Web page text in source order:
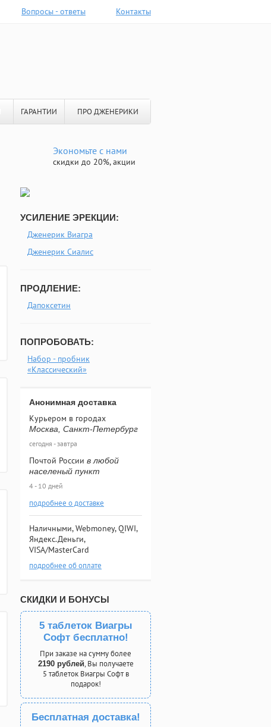
Вопросы - ответы Контакты
ГАРАНТИИ ПРО ДЖЕНЕРИКИ
Экономьте с нами
скидки до 20%, акции
УСИЛЕНИЕ ЭРЕКЦИИ:
Дженерик Виагра
Дженерик Сиалис
ПРОДЛЕНИЕ:
Дапоксетин
ПОПРОБОВАТЬ:
Набор - пробник
«Классический»
Анонимная доставка
Курьером в городах
Москва, Санкт-Петербург
сегодня - завтра
Почтой России в любой
населеный пункт
4 - 10 дней
подробнее о доставке
Наличными, Webmoney, QIWI,
Яндекс.Деньги,
VISA/MasterCard
подробнее об оплате
СКИДКИ И БОНУСЫ
5 таблеток Виагры
Софт бесплатно!
При заказе на сумму более
2190 рублей, Вы получаете
5 таблеток Виагры Софт в
подарок!
Бесплатная доставка!